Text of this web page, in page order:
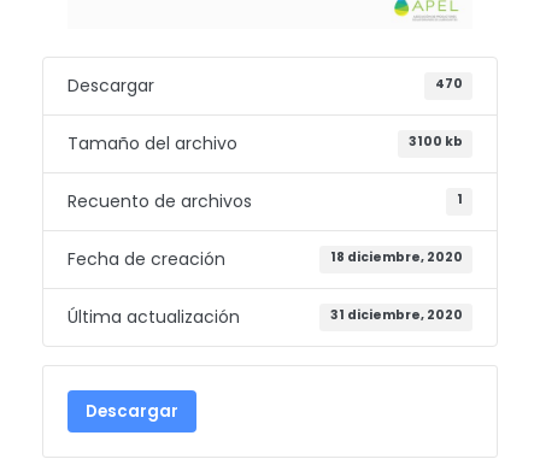
Descargar 470
Tamaño del archivo 3100 kb
Recuento de archivos 1
Fecha de creación 18 diciembre, 2020
Última actualización 31 diciembre, 2020
Descargar